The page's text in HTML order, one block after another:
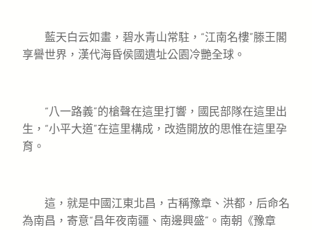
藍天白云如畫，碧水青山常駐，“江南名樓”滕王閣
享譽世界，漢代海昏侯國遺址公園冷艷全球。
“八一路義”的槍聲在這里打響，國民部隊在這里出
生，“小平大道”在這里構成，改造開放的思惟在這里孕
育。
這，就是中國江東北昌，古稱豫章、洪都，后命名
為南昌，寄意“昌年夜南疆、南邊興盛”。南朝《豫章